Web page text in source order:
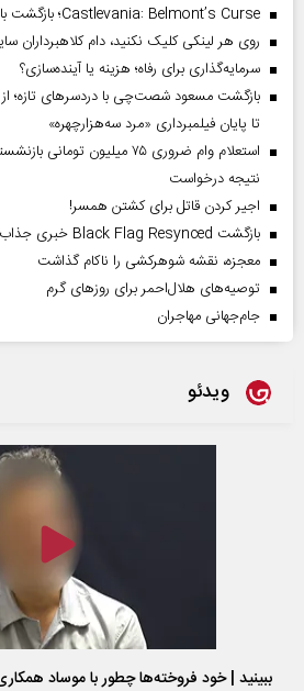
Castlevania: Belmont’s Curse؛ بازگشت باشکوه شکارچیان خون‌آشام
روی هر لینکی کلیک نکنید، دام
سرمایه‌گذاری برای رفاه؛ هزینه یا آینده‌سازی؟
بازگشت مسعود شصت‌چی با دردسر‌های تازه؛ از
تا پایان فیلمبرداری «مرد سه‌هزارچهره»
استعلام وام ضروری ۷۵ میلیون
نتیجه درخواست
اجیر کردن قاتل برای کشتن همسر!
بازگشت Black Flag Resynced خبری جذاب برای دوستداران بازی
معجزه، نقشه شوهرکشی را ناکام گذاشت
توصیه‌های هلال‌احمر برای روز‌های گرم
جام‌جهانی مهاجران
ویدئو
ببینید | خود فروخته‌ها چطور با موساد